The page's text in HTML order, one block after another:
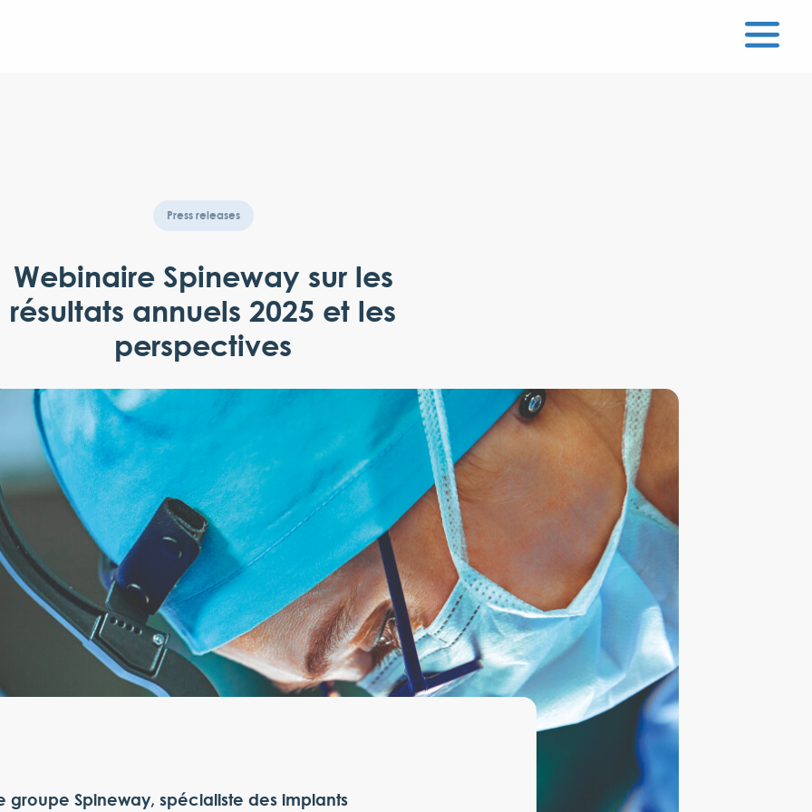
Press releases
Webinaire Spineway sur les
résultats annuels 2025 et les
perspectives
groupe Spineway, spécialiste des implants